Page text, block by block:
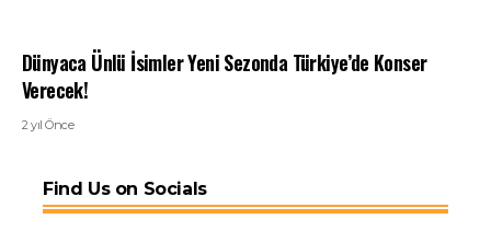
Dünyaca Ünlü İsimler Yeni Sezonda Türkiye’de Konser
Verecek!
2 yıl Önce
Find Us on Socials